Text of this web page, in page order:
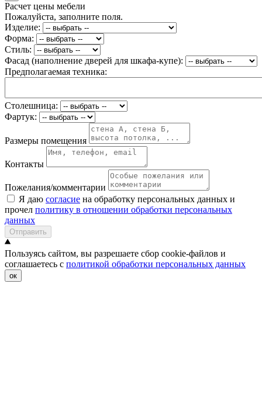
Расчет цены мебели
Пожалуйста, заполните поля.
Изделие:
Форма:
Стиль:
Фасад (наполнение дверей для шкафа-купе):
Предполагаемая техника:
Столешница:
Фартук:
Размеры помещения
Контакты
Пожелания/комментарии
Я даю согласие на обработку персональных данных и
прочел политику в отношении обработки персональных
данных
Отправить
Пользуясь сайтом, вы разрешаете сбор cookie-файлов и
соглашаетесь с политикой обработки персональных данных
ок